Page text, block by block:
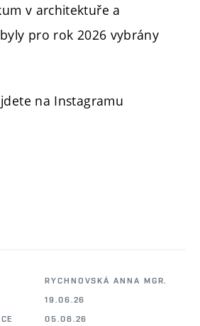
v architektuře a
pro rok 2026 vybrány
na Instagramu
RYCHNOVSKÁ ANNA MGR.
19.06.26
05.08.26